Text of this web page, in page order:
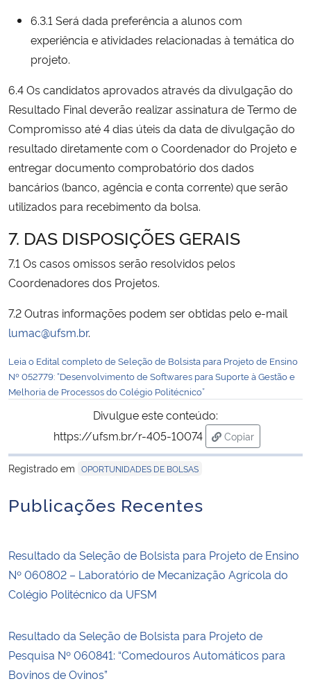
6.3.1 Será dada preferência a alunos com
experiência e atividades relacionadas à temática do
projeto.
6.4 Os candidatos aprovados através da divulgação do
Resultado Final deverão realizar assinatura de Termo de
Compromisso até 4 dias úteis da data de divulgação do
resultado diretamente com o Coordenador do Projeto e
entregar documento comprobatório dos dados
bancários (banco, agência e conta corrente) que serão
utilizados para recebimento da bolsa.
7. DAS DISPOSIÇÕES GERAIS
7.1 Os casos omissos serão resolvidos pelos
Coordenadores dos Projetos.
7.2 Outras informações podem ser obtidas pelo e-mail
lumac@ufsm.br.
Leia o Edital completo de Seleção de Bolsista para Projeto de Ensino
Nº 052779: “Desenvolvimento de Softwares para Suporte à Gestão e
Melhoria de Processos do Colégio Politécnico”
Divulgue este conteúdo:
https://ufsm.br/r-405-10074
Copiar
para área de
Registrado em OPORTUNIDADES DE BOLSAS
Publicações Recentes
Resultado da Seleção de Bolsista para Projeto de Ensino
Nº 060802 – Laboratório de Mecanização Agrícola do
Colégio Politécnico da UFSM
Resultado da Seleção de Bolsista para Projeto de
Pesquisa Nº 060841: “Comedouros Automáticos para
Bovinos de Ovinos”